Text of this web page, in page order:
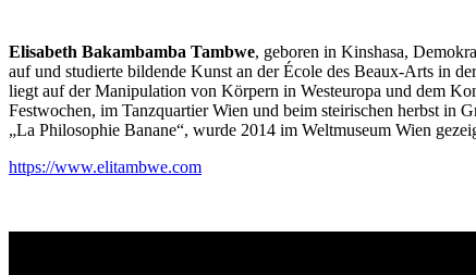
Elisabeth Bakambamba Tambwe, geboren in Kinshasa,
auf und studierte bildende Kunst an der École des Beaux-Arts in
liegt auf der Manipulation von Körpern in Westeuropa und dem
Festwochen, im Tanzquartier Wien und beim steirischen herbst in
„La Philosophie Banane“, wurde 2014 im Weltmuseum Wien
https://www.elitambwe.com